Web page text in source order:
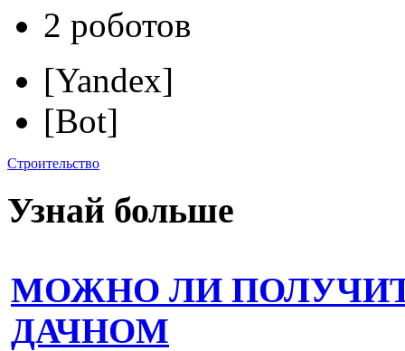
2 роботов
[Yandex]
[Bot]
Строительство
Узнай больше
МОЖНО ЛИ
ДАЧНОМ